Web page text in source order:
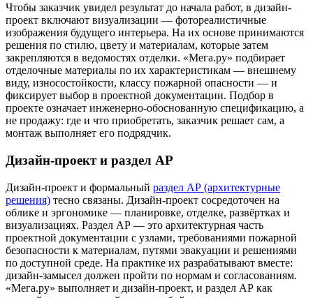
Чтобы заказчик увидел результат до начала работ, в дизайн-
проект включают визуализации — фотореалистичные
изображения будущего интерьера. На их основе принимаются
решения по стилю, цвету и материалам, которые затем
закрепляются в ведомостях отделки. «Мега.ру» подбирает
отделочные материалы по их характеристикам — внешнему
виду, износостойкости, классу пожарной опасности — и
фиксирует выбор в проектной документации. Подбор в
проекте означает инженерно-обоснованную спецификацию, а
не продажу: где и что приобретать, заказчик решает сам, а
монтаж выполняет его подрядчик.
Дизайн-проект и раздел АР
Дизайн-проект и формальный раздел АР (архитектурные
решения) тесно связаны. Дизайн-проект сосредоточен на
облике и эргономике — планировке, отделке, развёртках и
визуализациях. Раздел АР — это архитектурная часть
проектной документации с узлами, требованиями пожарной
безопасности к материалам, путями эвакуации и решениями
по доступной среде. На практике их разрабатывают вместе:
дизайн-замысел должен пройти по нормам и согласованиям.
«Мега.ру» выполняет и дизайн-проект, и раздел АР как